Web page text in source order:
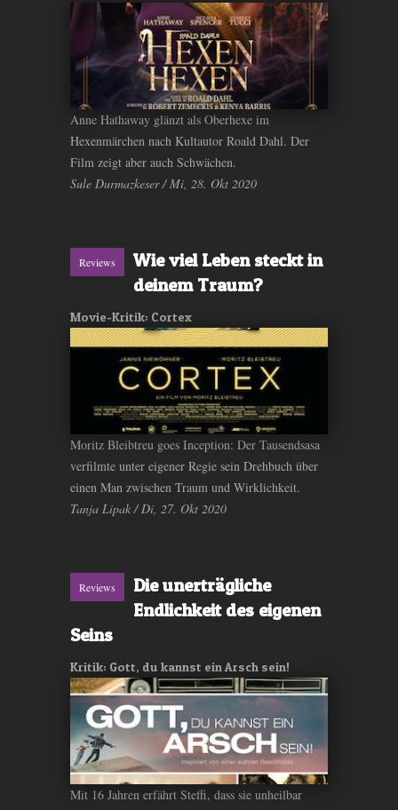
Anne Hathaway glänzt als Oberhexe im
Hexenmärchen nach Kultautor Roald Dahl. Der
Film zeigt aber auch Schwächen.
Sule Durmazkeser / Mi, 28. Okt 2020
Reviews
Wie viel Leben steckt in
deinem Traum?
Movie-Kritik: Cortex
Moritz Bleibtreu goes Inception: Der Tausendsasa
verfilmte unter eigener Regie sein Drehbuch über
einen Man zwischen Traum und Wirklichkeit.
Tanja Lipak / Di, 27. Okt 2020
Reviews
Die unerträgliche
Endlichkeit des eigenen
Seins
Kritik: Gott, du kannst ein Arsch sein!
Mit 16 Jahren erfährt Steffi, dass sie unheilbar